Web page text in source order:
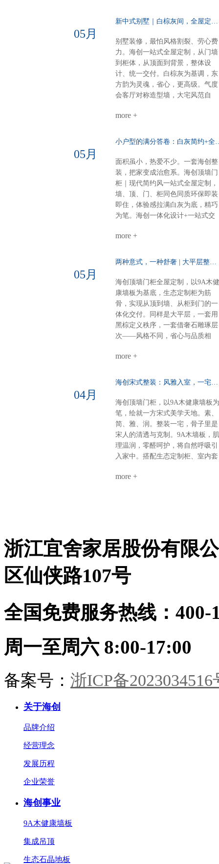
适感意式极简·110平大户型高级不
计，干净利落沙发背景：奢石点
缀，一眼高级餐厅定制柜：泰国进
口索纳彩系列，质感出众卧室：墙
柜一体化，统一又高级厨房阳台顶
部：博格铝蜂窝大板，内嵌磁吸轨
道与灯具，简约时尚一站式整装，
式高级海创顶墙门柜，全屋一体定
到底
05月
别墅装修，最怕风格割裂、劳心费
力。海创一站式全屋定制，从门墙
到柜体，从顶面到背景，整体设
计、统一交付。白棕灰为基调，东
方韵为灵魂，省心，更高级。气度
会客厅对称造型墙，大宅风范自
而奢华。错层沙发背景，融入中式
意主卧山水画悠然入墙，顶墙一体
空间，亦成画境。雅韵茶室门墙柜
同色配套，线条简洁，材质统一。
煮茶待客，静谧有序，东方生活哲
学尽在其中。细节见匠心全屋顶部
采用博格蜂窝大板，耐潮抗变形，
线性美观。双层空间，整体感再升
定制，从方案到落地，一站配齐。
more +
05月
面积虽小，热爱不少。一套海创整
装，把家变成治愈系。海创顶墙门
柜｜现代简约风一站式全屋定制，
墙、顶、门、柜同色同质环保即装
即住，体验感拉满白灰为底，精巧
为笔。海创一体化设计+一站式交
不翻车。28㎡客餐厨，装出大宅的
柜，好看好用功能与装饰兼得，回
放：去掉边界，拉近距离光线、空
气、家人，自由流动。做饭不孤
单，等饭不无聊。屏风+弧形奢石
用餐区温柔升维半掩餐边柜，若隐
若现；奢石墙面柔光一打，吃饭像
在美术馆。电器内嵌，一门到顶：
高柜，表面干净，内里强大。大
间 × 开放式书房圆弧转角，悬浮轻
盈，一个转身，阅读、观影、换衣
全搞定。沙发背景+蜂窝大板：安
的高级感平整墙面+顶部大气大板
少即是多，静即是奢。一套海创，
搞定全屋。环保、省心、高颜值、
高利用。小户型，也能住出大写的
到真正懂整装的海创。
more +
05月
海创顶墙门柜全屋定制，以9A木健
康墙板为基底，生态定制柜为筋
骨，实现从顶到墙、从柜到门的一
体化交付。同样是大平层，一套用
黑棕定义秩序，一套借奢石雕琢层
次——风格不同，省心与品质相
宅】客餐厅一体化：黑棕大面积铺
柜隐形收纳，开阔无界双儿童房：
材守护成长麻将室 主卧：深色墙
配灯带，主卧木饰面+隐形门，动
分明关键词：沉稳、统一、仪式感
【风格B：奢石层次·极简艺术】客
餐厅：奢石背景墙+墙柜组合，9A
木墙板打底，生态柜嵌入侧边，视
整铺、无床头设计、同色不同质，
需定制，收纳无死角顶墙门柜同色
同工：从设计到安装，30天焕新理
more +
04月
海创顶墙门柜，以9A木健康墙板为
笔，绘就一方宋式美学天地。素、
简、雅、润。整装一宅，骨子里是
宋人的清透与克制。9A木墙板，肌
理温润，零醛呵护，将自然呼吸引
入家中。搭配生态定制柜、室内套
天成。玄关：一折画屏，微光迎
色。茶室：半卷竹帘，一方茶席。
9A木墙板作底，枯木插花，心境如
风雅。木香与纸香交融，此处心安
是吾乡。·儿童房·男孩房与女孩房
蓝配色，几何块面勾勒童趣。整装
同系，健康守护，天真自有其色。
居。一室风雅，一生心安。
more +
浙江宜舍家居股份有限
区仙侠路107号
全国免费服务热线：400-
周一至周六 8:00-17:00
备案号： 浙ICP备2023034516
关于海创
品牌介绍
经营理念
发展历程
企业荣誉
海创事业
9A木健康墙板
集成吊顶
生态石晶地板